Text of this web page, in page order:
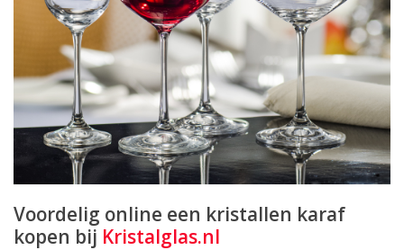
Voordelig online een kristallen karaf
kopen bij Kristalglas.nl